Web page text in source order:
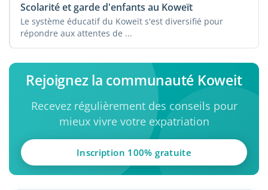
Scolarité et garde d'enfants au Koweït
Le système éducatif du Koweït s'est diversifié pour
répondre aux attentes de ...
Rejoignez la communauté Koweit
Recevez régulièrement des conseils pour
mieux vivre votre expatriation
Inscription 100% gratuite